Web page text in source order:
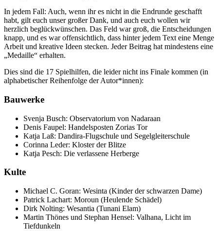
In jedem Fall: Auch, wenn ihr es nicht in die Endrunde geschafft
habt, gilt euch unser großer Dank, und auch euch wollen wir
herzlich beglückwünschen. Das Feld war groß, die Entscheidungen
knapp, und es war offensichtlich, dass hinter jedem Text eine Menge
Arbeit und kreative Ideen stecken. Jeder Beitrag hat mindestens eine
„Medaille“ erhalten.
Dies sind die 17 Spielhilfen, die leider nicht ins Finale kommen (in
alphabetischer Reihenfolge der Autor*innen):
Bauwerke
Svenja Busch: Observatorium von Nadaraan
Denis Faupel: Handelsposten Zorias Tor
Katja Laß: Dandira-Flugschule und Segelgleiterschule
Corinna Leder: Kloster der Blitze
Katja Pesch: Die verlassene Herberge
Kulte
Michael C. Goran: Wesinta (Kinder der schwarzen Dame)
Patrick Lachart: Moroun (Heulende Schädel)
Dirk Nolting: Wesantia (Tunani Elam)
Martin Thönes und Stephan Hensel: Valhana, Licht im
Tiefdunkeln